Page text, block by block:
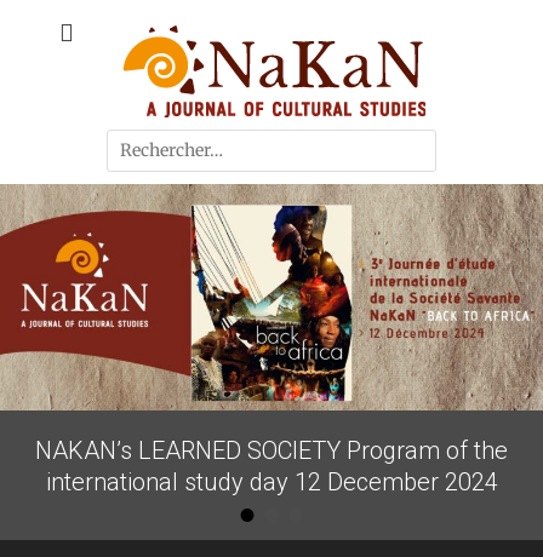
Journal NaKaN
A journal of cultural studies
•
NAKAN’s LEARNED SOCIETY Program of the
international study day 12 December 2024